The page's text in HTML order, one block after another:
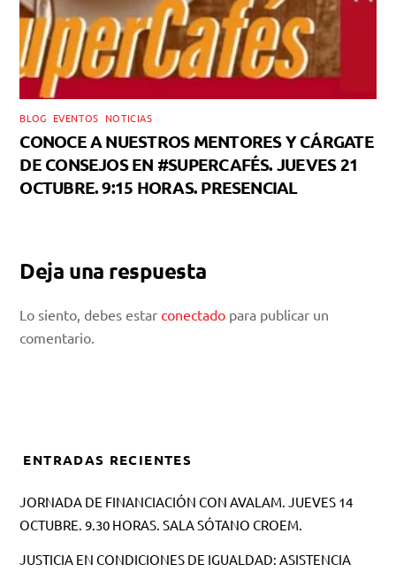
BLOG EVENTOS NOTICIAS
CONOCE A NUESTROS MENTORES Y CÁRGATE
DE CONSEJOS EN #SUPERCAFÉS. JUEVES 21
OCTUBRE. 9:15 HORAS. PRESENCIAL
Deja una respuesta
Lo siento, debes estarconectado para publicar un
comentario.
ENTRADAS RECIENTES
JORNADA DE FINANCIACIÓN CON AVALAM. JUEVES 14
OCTUBRE. 9.30 HORAS. SALA SÓTANO CROEM.
JUSTICIA EN CONDICIONES DE IGUALDAD: ASISTENCIA